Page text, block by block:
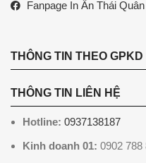
Fanpage In Ấn Thái Quân
THÔNG TIN THEO GPKD
THÔNG TIN LIÊN HỆ
Hotline: 0937138187
Kinh doanh 01: 0902 788